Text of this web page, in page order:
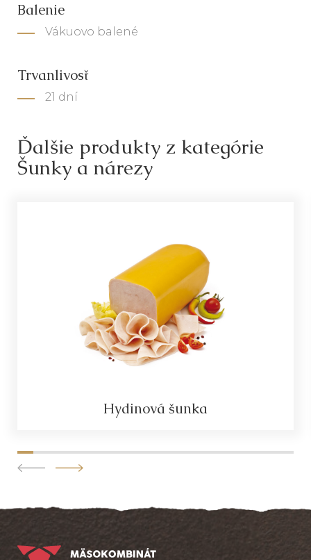
Balenie
Vákuovo balené
Trvanlivosť
21 dní
Ďalšie produkty z kategórie
Šunky a nárezy
Hydinová šunka